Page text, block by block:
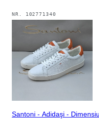
NR. 102771340
Santoni - Adidaşi -